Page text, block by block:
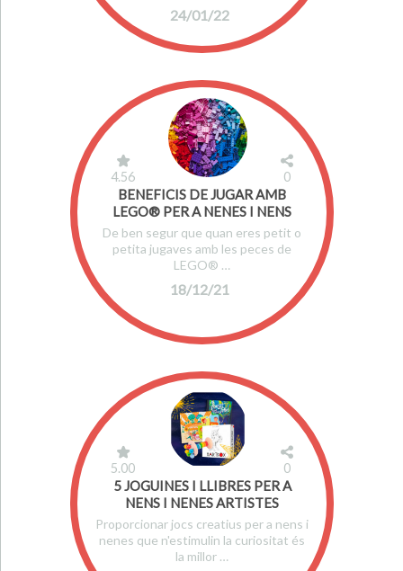
24/01/22
18/12/21
4.56 0
BENEFICIS DE JUGAR AMB
LEGO® PER A NENES I NENS
De ben segur que quan eres petit o
petita jugaves amb les peces de
LEGO® …
5.00 0
5 JOGUINES I LLIBRES PER A
NENS I NENES ARTISTES
Proporcionar jocs creatius per a nens i
nenes que n'estimulin la curiositat és
la millor …